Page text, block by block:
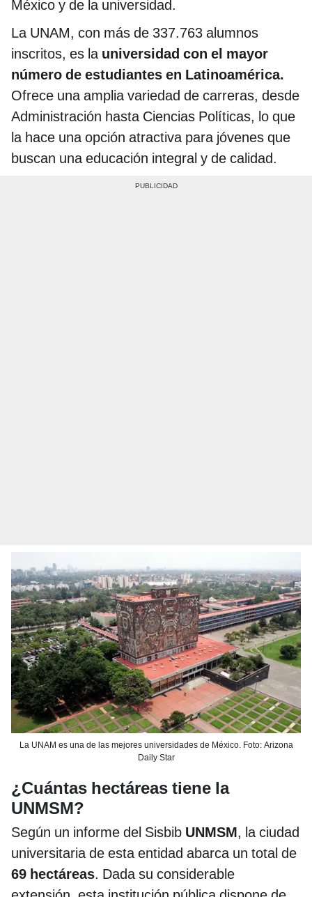
México y de la universidad.
La UNAM, con más de 337.763 alumnos
inscritos, es la universidad con el mayor
número de estudiantes en Latinoamérica.
Ofrece una amplia variedad de carreras, desde
Administración hasta Ciencias Políticas, lo que
la hace una opción atractiva para jóvenes que
buscan una educación integral y de calidad.
La UNAM es una de las mejores universidades de México. Foto: Arizona
Daily Star
¿Cuántas hectáreas tiene la
UNMSM?
Según un informe del Sisbib UNMSM, la ciudad
universitaria de esta entidad abarca un total de
69 hectáreas. Dada su considerable